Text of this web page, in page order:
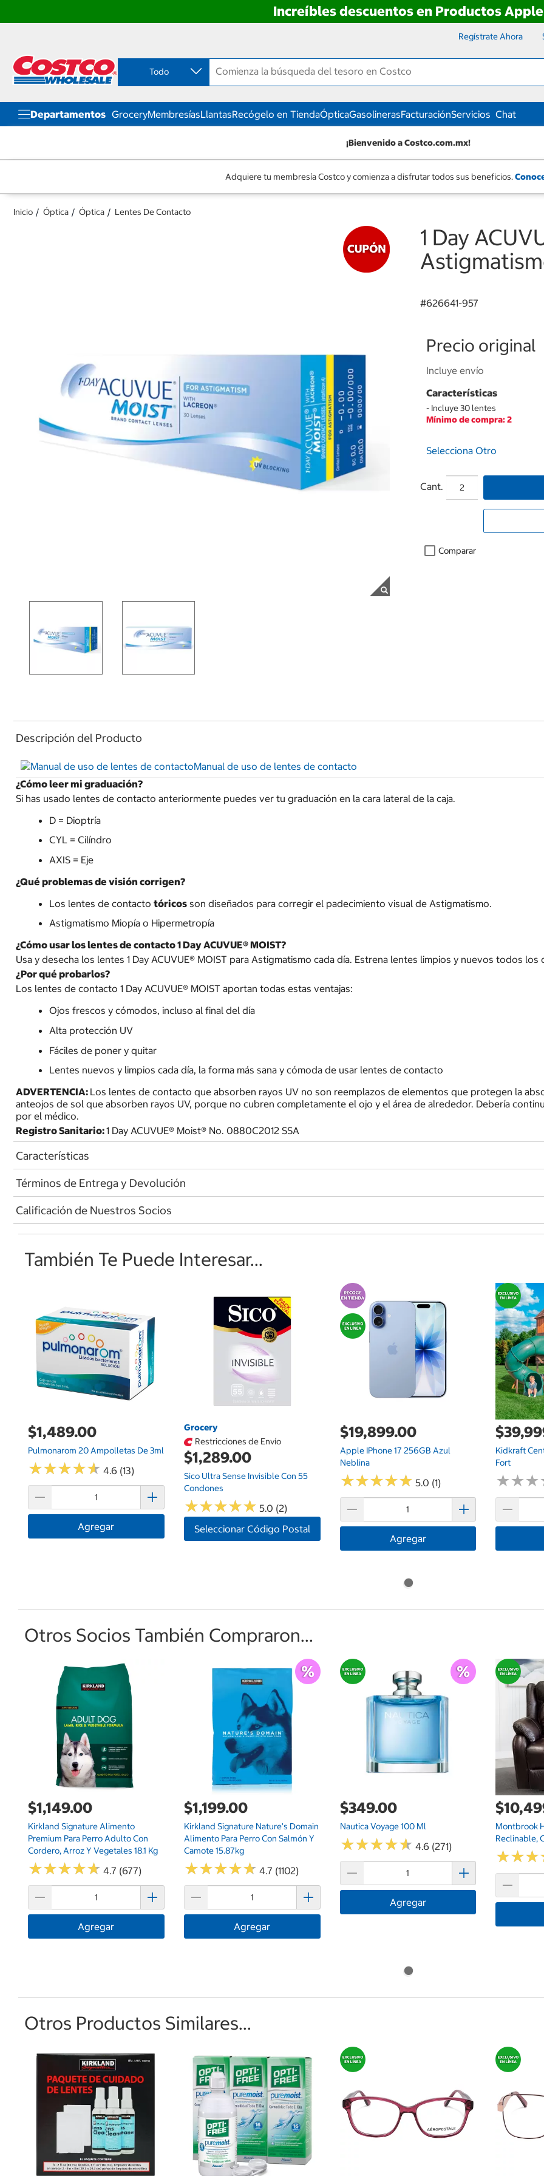
Increíbles descuentos en Productos Apple
contenido
menú
navegación
Regístrate Ahora
Todo
Departamentos GroceryMembresíasLlantasRecógelo en TiendaÓpticaGasolinerasFacturaciónServicios Chat
¡Bienvenido a Costco.com.mx!
Adquiere tu membresía Costco y comienza a disfrutar todos sus beneficios.
Inicio Óptica Óptica Lentes De Contacto
1 Day
#626641-957
Precio original
Incluye envío
Características
- Incluye 30 lentes
Mínimo de compra: 2
Selecciona Otro
Cant.
Comparar
Descripción del Producto
Manual de uso de lentes de contacto
¿Cómo leer mi graduación?
Si has usado lentes de contacto anteriormente puedes ver tu graduación en la cara lateral de la caja.
D = Dioptría
CYL = Cilíndro
AXIS = Eje
¿Qué problemas de visión corrigen?
Los lentes de contactotóricos son diseñados para corregir el padecimiento visual de Astigmatismo.
Astigmatismo Miopía o Hipermetropía
¿Cómo usar los lentes de contacto 1 Day ACUVUE® MOIST?
Usa y desecha los lentes 1 Day ACUVUE® MOIST para Astigmatismo cada día. Estrena lentes limpios y nuevos todos los
¿Por qué probarlos?
Los lentes de contacto 1 Day ACUVUE® MOIST aportan todas estas ventajas:
Ojos frescos y cómodos, incluso al final del día
Alta protección UV
Fáciles de poner y quitar
Lentes nuevos y limpios cada día, la forma más sana y cómoda de usar lentes de contacto
ADVERTENCIA: Los lentes de contacto que absorben rayos UV no son reemplazos de elementos que protegen la
anteojos de sol que absorben rayos UV, porque no cubren completamente el ojo y el área de alrededor. Debería
por el médico.
Registro Sanitario:1 Day ACUVUE® Moist® No. 0880C2012 SSA
Características
Términos de Entrega y Devolución
Calificación de Nuestros Socios
También Te Puede Interesar...
$1,489.00
Pulmonarom 20 Ampolletas De 3ml
★★★★★
★★★★★ 4.6 (13)
Agregar
Grocery
Restricciones de Envío
$1,289.00
Sico Ultra Sense Invisible Con 55
Condones
★★★★★
★★★★★ 5.0 (2)
Seleccionar Código Postal
$19,899.00
Apple IPhone 17 256GB Azul
Neblina
★★★★★
★★★★★ 5.0 (1)
Agregar
Kidkraft
Fort
★★★
★★★
Otros Socios También Compraron...
$1,149.00
Kirkland Signature Alimento
Premium Para Perro Adulto Con
Cordero, Arroz Y Vegetales 18.1 Kg
★★★★★
★★★★★ 4.7 (677)
Agregar
$1,199.00
Kirkland Signature Nature's Domain
Alimento Para Perro Con Salmón Y
Camote 15.87kg
★★★★★
★★★★★ 4.7 (1102)
Agregar
$349.00
Nautica Voyage 100 Ml
★★★★★
★★★★★ 4.6 (271)
Agregar
Montbrook
Reclinable,
★★★
★★★
Otros Productos Similares...